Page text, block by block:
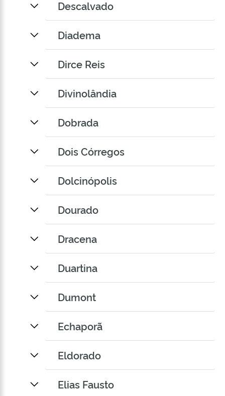
Descalvado
Diadema
Dirce Reis
Divinolândia
Dobrada
Dois Córregos
Dolcinópolis
Dourado
Dracena
Duartina
Dumont
Echaporã
Eldorado
Elias Fausto